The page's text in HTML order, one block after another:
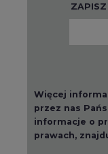
ZAPISZ
Więcej
przez nas
informacje o
prawach,